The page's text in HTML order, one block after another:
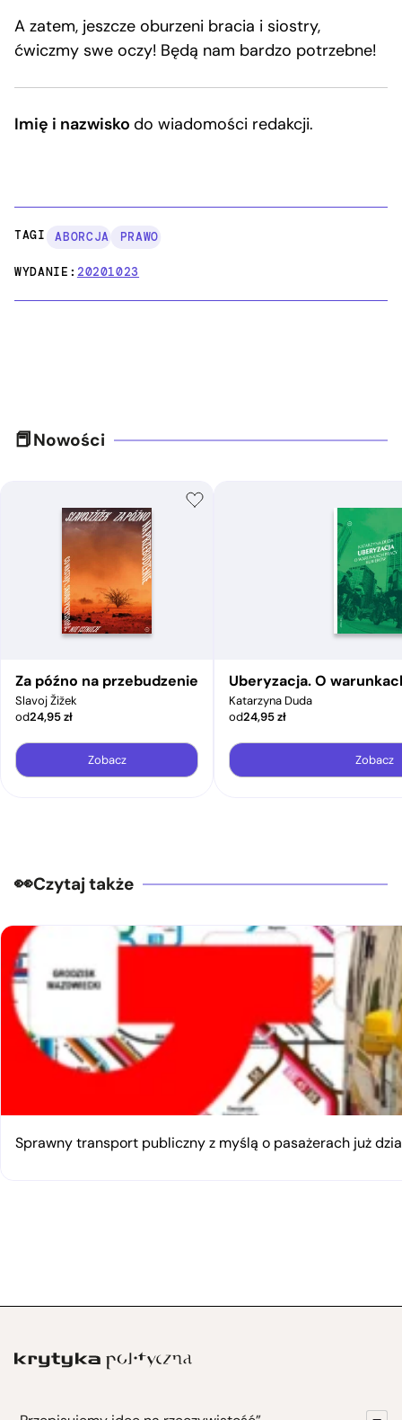
A zatem, jeszcze oburzeni bracia i siostry,
ćwiczmy swe oczy! Będą nam bardzo potrzebne!
Imię i nazwisko do wiadomości redakcji.
TAGI: ABORCJA PRAWO
WYDANIE:20201023
Nowości
Za późno na przebudzenie
Slavoj Žižek
od24,95zł
Zobacz
Uberyzacja. O
Katarzyna Duda
od24,95zł
Zobacz
Czytaj także
Sprawny transport publiczny z myślą o pasażerach już